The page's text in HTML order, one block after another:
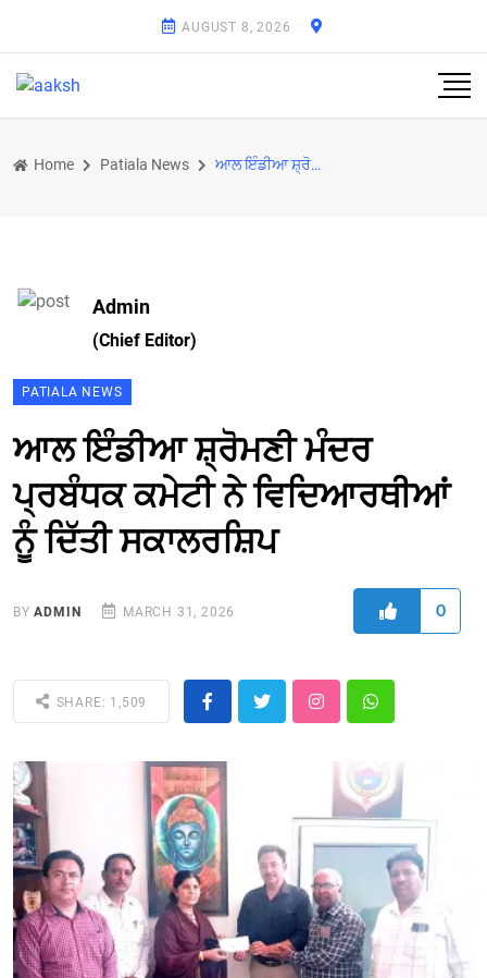
AUGUST 8, 2026
Home Patiala News ਆਲ ਇੰਡੀਆ ਸ਼੍ਰੋਮਣੀ ਮੰਦਰ ਪ੍ਰਬੰਧਕ ਕਮੇਟੀ ਨੇ ਵਿਦਿਆਰਥੀਆਂ ਨੂੰ ਦਿੱਤੀ ਸਕਾਲਰਸ਼ਿਪ
Admin
(Chief Editor)
PATIALA NEWS
ਆਲ ਇੰਡੀਆ ਸ਼੍ਰੋਮਣੀ ਮੰਦਰ
ਪ੍ਰਬੰਧਕ ਕਮੇਟੀ ਨੇ ਵਿਦਿਆਰਥੀਆਂ
ਨੂੰ ਦਿੱਤੀ ਸਕਾਲਰਸ਼ਿਪ
BYADMIN MARCH 31, 2026 0
SHARE: 1,509